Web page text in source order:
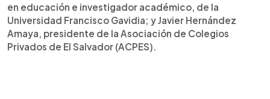
en educación e investigador académico, de la
Universidad Francisco Gavidia; y Javier Hernández
Amaya, presidente de la Asociación de Colegios
Privados de El Salvador (ACPES).